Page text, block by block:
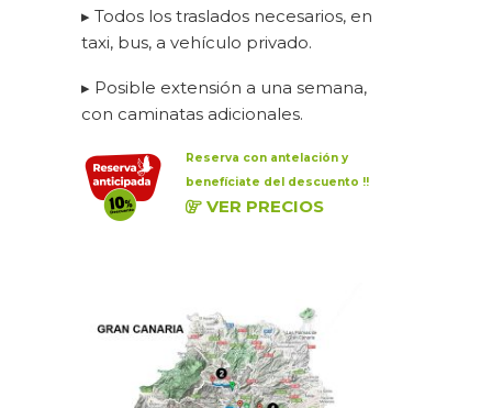
▸ Todos los traslados necesarios, en
taxi, bus, a vehículo privado.
▸ Posible extensión a una semana,
con caminatas adicionales.
Reserva con antelación y
benefíciate del descuento !!
VER PRECIOS